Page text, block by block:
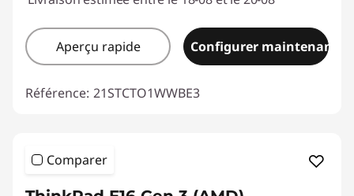
Aperçu rapide Configurer maintenant
Référence: 21STCTO1WWBE3
Comparer